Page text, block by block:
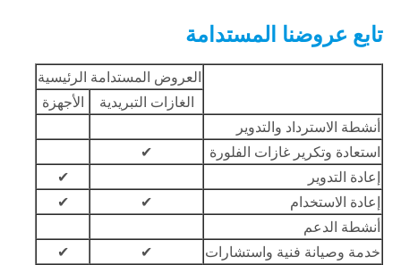
تابع عروضنا المستدامة
العروض المستدامة الرئيسية
الغازات التبريدية
الأجهزة
أنشطة الاسترداد والتدوير
استعادة وتكرير غازات الفلورة
✔
إعادة التدوير
✔
إعادة الاستخدام
✔
✔
أنشطة الدعم
خدمة وصيانة فنية واستشارات
✔
✔